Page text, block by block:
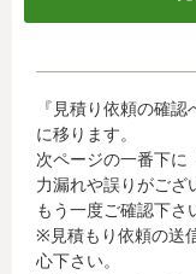
当社がお客様から
行会社が行う不正
されているカード
名、電話番号、
に関する情報等)
お客様が利用され
合、これらの情報
『見積り依頼の確
に移ります。
次ページの一番下に
力漏れや誤りがござ
もう一度ご確認下さ
※見積もり依頼の送
心下さい。